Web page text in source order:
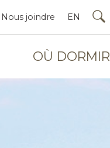
Nous joindre EN
OÙ DORMIR